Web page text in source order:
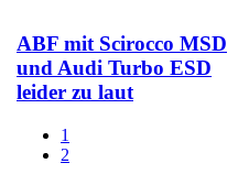
ABF mit Scirocco MSD
und Audi Turbo ESD
leider zu laut
1
2